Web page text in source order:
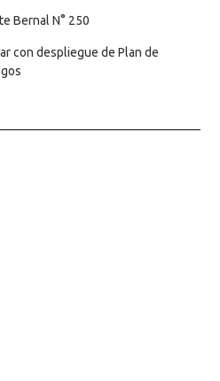
Bernal N° 250
con despliegue de Plan de